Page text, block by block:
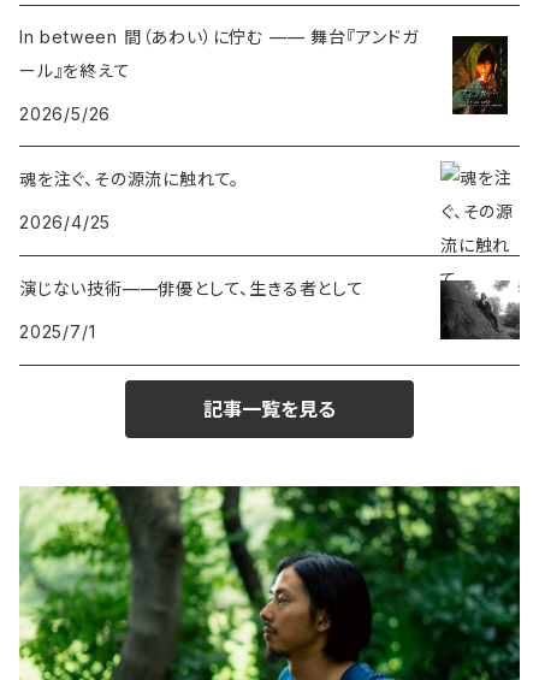
In between 間（あわい）に佇む —— 舞台『アンドガ
ール』を終えて
2026/5/26
魂を注ぐ、その源流に触れて。
2026/4/25
演じない技術——俳優として、生きる者として
2025/7/1
記事一覧を見る